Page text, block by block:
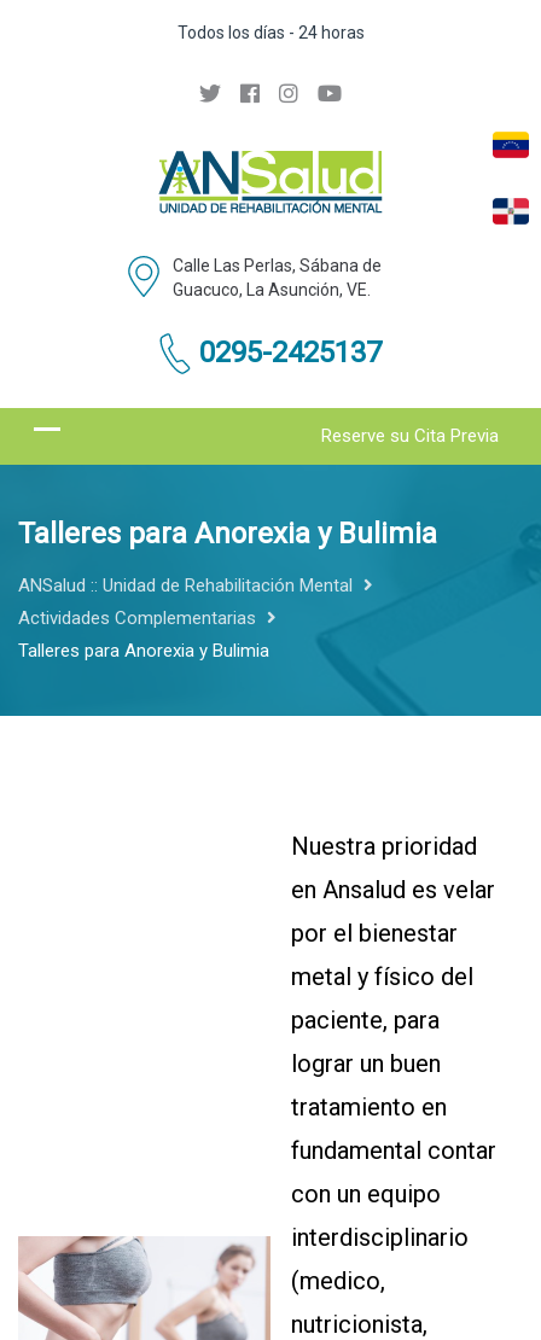
Todos los días - 24 horas
Calle Las Perlas, Sábana de
Guacuco, La Asunción, VE.
0295-2425137
Reserve su Cita Previa
Talleres para Anorexia y Bulimia
ANSalud :: Unidad de Rehabilitación Mental
Actividades Complementarias
Talleres para Anorexia y Bulimia
Nuestra prioridad
en Ansalud es velar
por el bienestar
metal y físico del
paciente, para
lograr un buen
tratamiento en
fundamental contar
con un equipo
interdisciplinario
(medico,
nutricionista,